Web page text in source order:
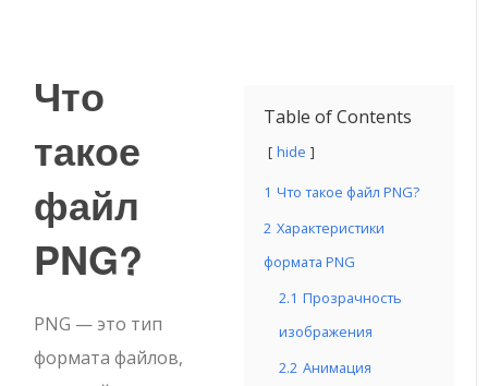
Table of Contents
hide
1 Что такое файл PNG?
2 Характеристики
формата PNG
2.1 Прозрачность
изображения
2.2 Анимация
Что
такое
файл
PNG?
PNG — это тип
формата файлов,